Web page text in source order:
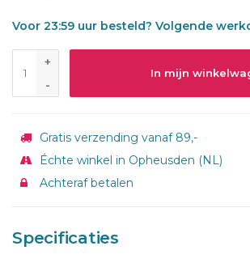
Voor 23:59 uur besteld? Volgende
+
-
In mijn
Gratis verzending vanaf 89,-
Échte winkel in Opheusden (NL)
Achteraf betalen
Specificaties